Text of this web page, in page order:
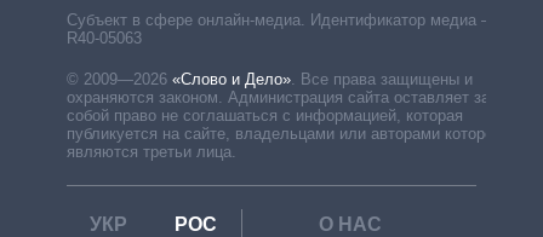
Субъект в сфере онлайн-медиа. Идентификатор медиа –
R40-05063
© 2009—2026 «Слово и Дело». Все права защищены и
охраняются законом. Администрация сайта оставляет за
собой право не соглашаться с информацией, которая
публикуется на сайте, владельцами или авторами которой
являются третьи лица.
УКР РОС
О НАС